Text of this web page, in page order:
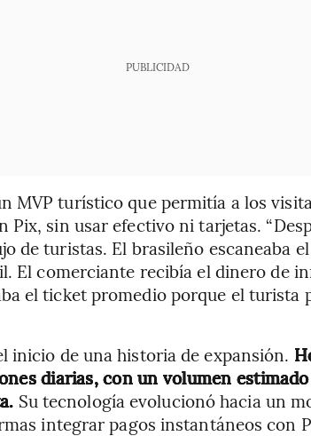
PUBLICIDAD
MVP turístico que permitía a los
sin usar efectivo ni tarjetas.
de turistas. El brasileño escaneaba
El comerciante recibía el dinero de
el ticket promedio porque el turista
inicio de una historia de expansión.
diarias, con un volumen
Su tecnología evolucionó hacia un
integrar pagos instantáneos con